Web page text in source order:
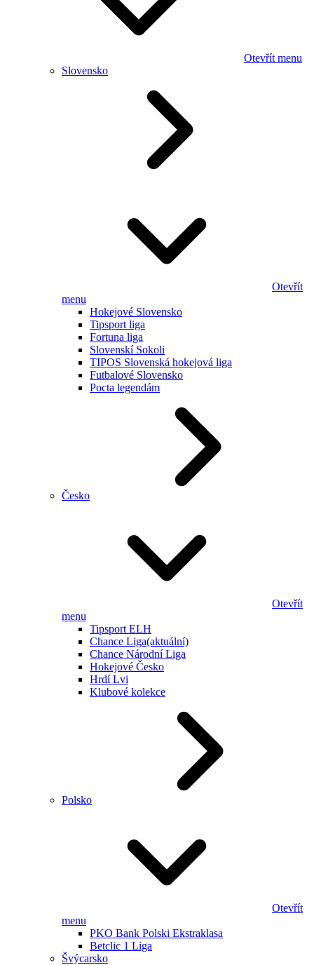
Otevřít menu
Slovensko
Otevřít
menu
Hokejové Slovensko
Tipsport liga
Fortuna liga
Slovenskí Sokoli
TIPOS Slovenská hokejová liga
Futbalové Slovensko
Pocta legendám
Česko
Otevřít
menu
Tipsport ELH
Chance Liga(aktuální)
Chance Národní Liga
Hokejové Česko
Hrdí Lvi
Klubové kolekce
Polsko
Otevřít
menu
PKO Bank Polski Ekstraklasa
Betclic 1 Liga
Švýcarsko